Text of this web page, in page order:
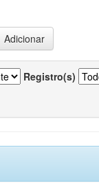
Registro(s)